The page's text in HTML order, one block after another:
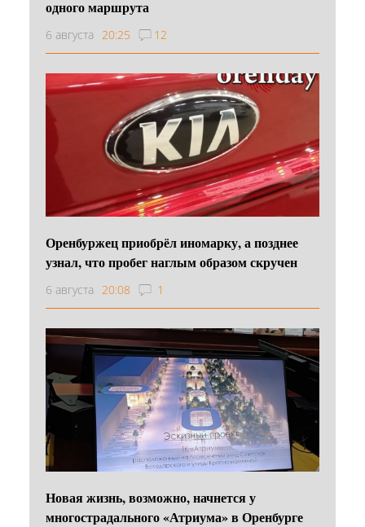
одного маршрута
6 августа 20:25 12
Оренбуржец приобрёл иномарку, а позднее
узнал, что пробег наглым образом скручен
6 августа 20:08 1
Новая жизнь, возможно, начнется у
многострадального «Атриума» в Оренбурге